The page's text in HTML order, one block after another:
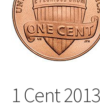
Afrekenen
Mijn account
Privacybeleid PMH
1 Cent